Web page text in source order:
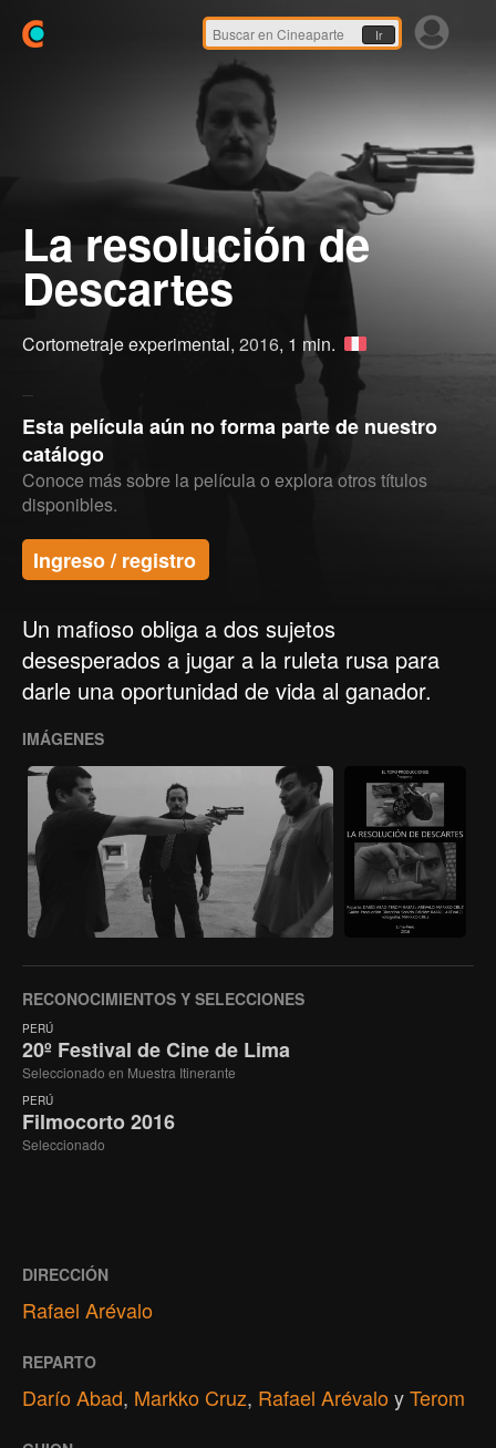
Ir
La resolución de
Descartes
Cortometraje experimental, 2016, 1 min.
Esta película aún no forma parte de nuestro
catálogo
Conoce más sobre la película o explora otros títulos
disponibles.
Ingreso / registro
Un mafioso obliga a dos sujetos
desesperados a jugar a la ruleta rusa para
darle una oportunidad de vida al ganador.
IMÁGENES
RECONOCIMIENTOS Y SELECCIONES
PERÚ
20º Festival de Cine de Lima
Seleccionado en Muestra Itinerante
PERÚ
Filmocorto 2016
Seleccionado
DIRECCIÓN
Rafael Arévalo
REPARTO
Darío Abad, Markko Cruz, Rafael ArévaloyTerom